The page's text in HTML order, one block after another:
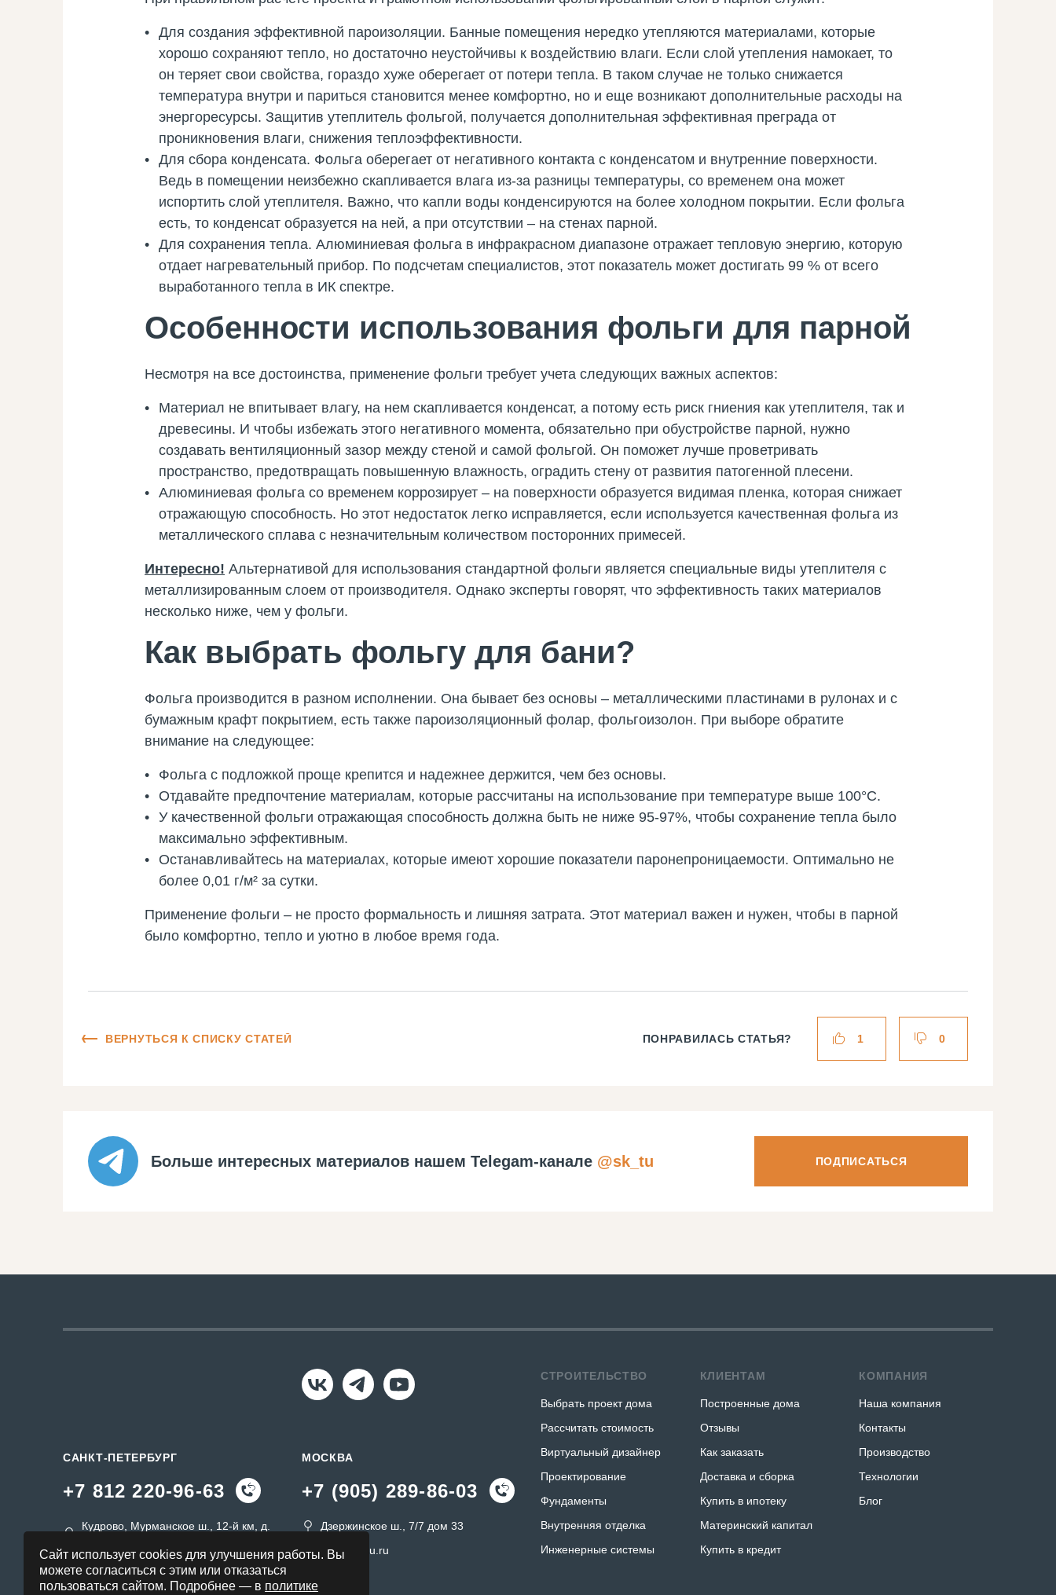
Для создания эффективной пароизоляции. Банные помещения нередко утепляются материалами, которые
хорошо сохраняют тепло, но достаточно неустойчивы к воздействию влаги. Если слой утепления намокает, то
он теряет свои свойства, гораздо хуже оберегает от потери тепла. В таком случае не только снижается
температура внутри и париться становится менее комфортно, но и еще возникают дополнительные расходы на
энергоресурсы. Защитив утеплитель фольгой, получается дополнительная эффективная преграда от
проникновения влаги, снижения теплоэффективности.
Для сбора конденсата. Фольга оберегает от негативного контакта с конденсатом и внутренние поверхности.
Ведь в помещении неизбежно скапливается влага из-за разницы температуры, со временем она может
испортить слой утеплителя. Важно, что капли воды конденсируются на более холодном покрытии. Если фольга
есть, то конденсат образуется на ней, а при отсутствии – на стенах парной.
Для сохранения тепла. Алюминиевая фольга в инфракрасном диапазоне отражает тепловую энергию, которую
отдает нагревательный прибор. По подсчетам специалистов, этот показатель может достигать 99 % от всего
выработанного тепла в ИК спектре.
Особенности использования фольги для парной
Несмотря на все достоинства, применение фольги требует учета следующих важных аспектов:
Материал не впитывает влагу, на нем скапливается конденсат, а потому есть риск гниения как утеплителя, так и
древесины. И чтобы избежать этого негативного момента, обязательно при обустройстве парной, нужно
создавать вентиляционный зазор между стеной и самой фольгой. Он поможет лучше проветривать
пространство, предотвращать повышенную влажность, оградить стену от развития патогенной плесени.
Алюминиевая фольга со временем коррозирует – на поверхности образуется видимая пленка, которая снижает
отражающую способность. Но этот недостаток легко исправляется, если используется качественная фольга из
металлического сплава с незначительным количеством посторонних примесей.
Интересно! Альтернативой для использования стандартной фольги является специальные виды утеплителя с
металлизированным слоем от производителя. Однако эксперты говорят, что эффективность таких материалов
несколько ниже, чем у фольги.
Как выбрать фольгу для бани?
Фольга производится в разном исполнении. Она бывает без основы – металлическими пластинами в рулонах и с
бумажным крафт покрытием, есть также пароизоляционный фолар, фольгоизолон. При выборе обратите
внимание на следующее:
Фольга с подложкой проще крепится и надежнее держится, чем без основы.
Отдавайте предпочтение материалам, которые рассчитаны на использование при температуре выше 100°С.
У качественной фольги отражающая способность должна быть не ниже 95-97%, чтобы сохранение тепла было
максимально эффективным.
Останавливайтесь на материалах, которые имеют хорошие показатели паронепроницаемости. Оптимально не
более 0,01 г/м² за сутки.
Применение фольги – не просто формальность и лишняя затрата. Этот материал важен и нужен, чтобы в парной
было комфортно, тепло и уютно в любое время года.
ВЕРНУТЬСЯ К СПИСКУ СТАТЕЙ ПОНРАВИЛАСЬ СТАТЬЯ? 1 0
Больше интересных материалов нашем Telegam-канале @sk_tu ПОДПИСАТЬСЯ
САНКТ-ПЕТЕРБУРГ
+7 812 220-96-63
Кудрово, Мурманское ш., 12-й км, д.
spb@sk-tu.ru
МОСКВА
+7 (905) 289-86-03
Дзержинское ш., 7/7 дом 33
msk@sk-tu.ru
СТРОИТЕЛЬСТВО
Выбрать проект дома
Рассчитать стоимость
Виртуальный дизайнер
Проектирование
Фундаменты
Внутренняя отделка
Инженерные системы
КЛИЕНТАМ
Построенные дома
Отзывы
Как заказать
Доставка и сборка
Купить в ипотеку
Материнский капитал
Купить в кредит
КОМПАНИЯ
Наша компания
Контакты
Производство
Технологии
Блог
Сайт использует cookies для улучшения работы. Вы
можете согласиться с этим или отказаться
пользоваться сайтом. Подробнее — в политике